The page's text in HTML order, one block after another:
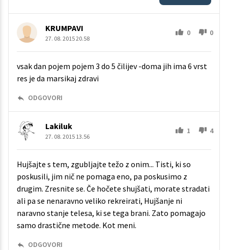
KRUMPAVI
27. 08. 2015 20.58
0 0
vsak dan pojem pojem 3 do 5 čilijev -doma jih ima 6 vrst
res je da marsikaj zdravi
ODGOVORI
Lakiluk
27. 08. 2015 13.56
1 4
Hujšajte s tem, zgubljajte težo z onim... Tisti, ki so
poskusili, jim nič ne pomaga eno, pa poskusimo z
drugim. Zresnite se. Če hočete shujšati, morate stradati
ali pa se nenaravno veliko rekreirati, Hujšanje ni
naravno stanje telesa, ki se tega brani. Zato pomagajo
samo drastične metode. Kot meni.
ODGOVORI